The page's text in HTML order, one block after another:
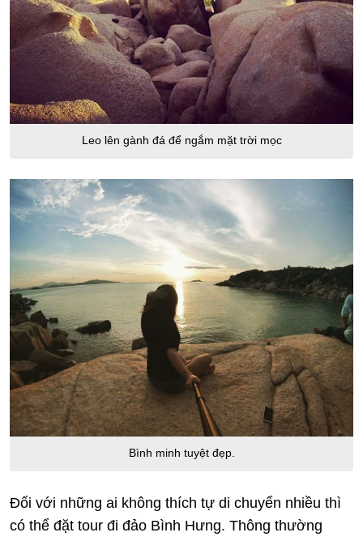
Leo lên gành đá để ngắm mặt trời mọc
Bình minh tuyệt đẹp.
Đối với những ai không thích tự di chuyển nhiều thì
có thể đặt tour đi đảo Bình Hưng. Thông thường